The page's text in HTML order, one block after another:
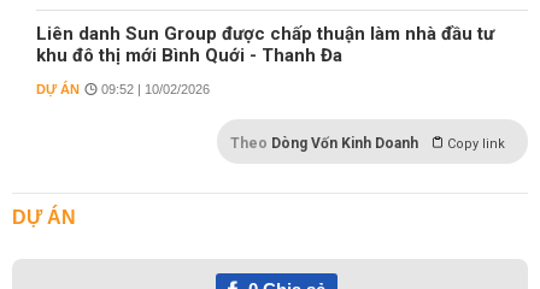
Liên danh Sun Group được chấp thuận làm nhà đầu tư
khu đô thị mới Bình Quới - Thanh Đa
DỰ ÁN 09:52 | 10/02/2026
Theo Dòng Vốn Kinh Doanh Copy link
DỰ ÁN